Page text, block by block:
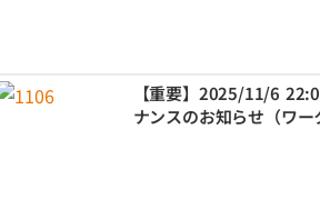
【重要】2025/11/6
ナンスのお知らせ（ワー